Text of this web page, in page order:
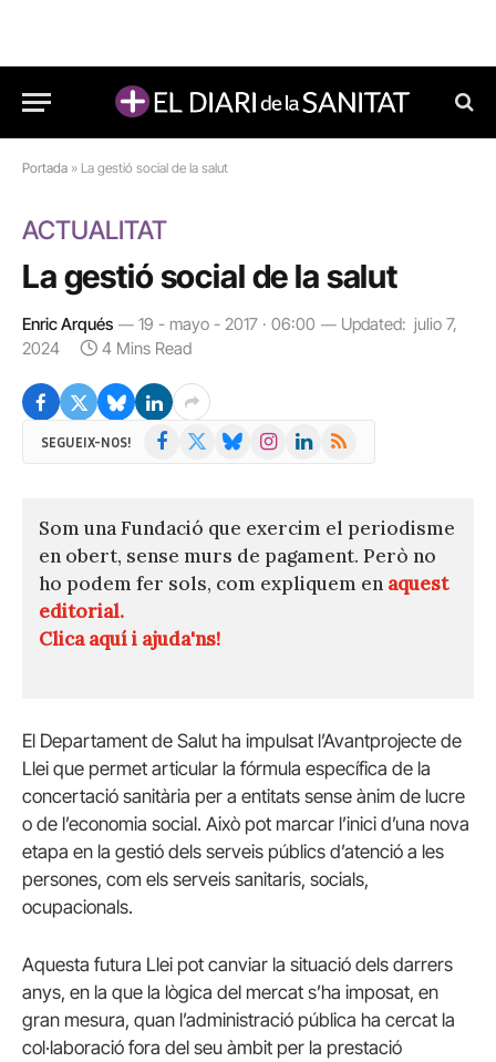
Portada » La gestió social de la salut
ACTUALITAT
La gestió social de la salut
Enric Arqués 19 - mayo - 2017 · 06:00 Updated: julio 7,
2024
4 Mins Read
SEGUEIX-NOS! Facebook BlueskyInstagramLinkedIn
RSS
Som una Fundació que exercim el periodisme
en obert, sense murs de pagament. Però no
ho podem fer sols, com expliquem en aquest
editorial.
Clica aquí i ajuda'ns!
El Departament de Salut ha impulsat l’Avantprojecte de
Llei que permet articular la fórmula específica de la
concertació sanitària per a entitats sense ànim de lucre
o de l’economia social. Això pot marcar l’inici d’una nova
etapa en la gestió dels serveis públics d’atenció a les
persones, com els serveis sanitaris, socials,
ocupacionals.
Aquesta futura Llei pot canviar la situació dels darrers
anys, en la que la lògica del mercat s’ha imposat, en
gran mesura, quan l’administració pública ha cercat la
col·laboració fora del seu àmbit per la prestació